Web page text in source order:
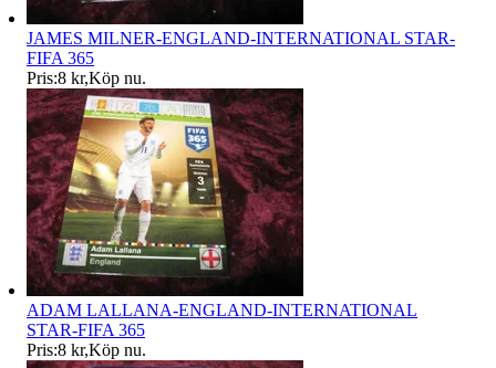
JAMES MILNER-ENGLAND-INTERNATIONAL STAR-
FIFA 365
Pris:8 kr,Köp nu.
ADAM LALLANA-ENGLAND-INTERNATIONAL
STAR-FIFA 365
Pris:8 kr,Köp nu.